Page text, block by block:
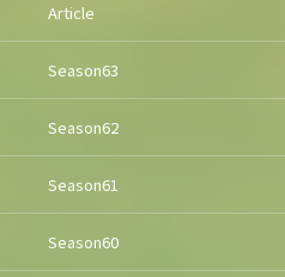
Article
Season63
Season62
Season61
Season60